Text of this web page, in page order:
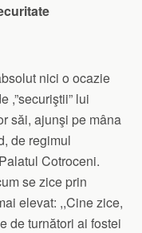
nici o ocazie
,”securiştii” lui
săi, ajunşi pe mâna
de regimul
Cotroceni.
se zice prin
elevat: ,,Cine zice,
de turnători ai fostei